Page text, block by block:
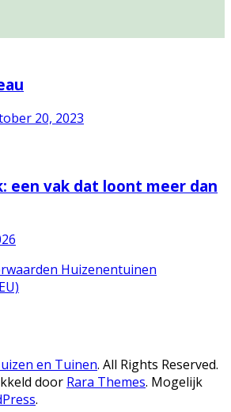
20, 2023
een vak dat loont meer dan
Huizenentuinen
en Tuinen. All Rights Reserved.
door Rara Themes. Mogelijk
.